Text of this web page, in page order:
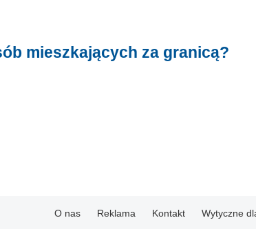
mieszkających za granicą?
O nas Reklama Kontakt Wytyczne